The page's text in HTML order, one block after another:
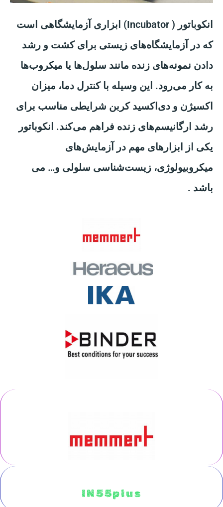
انکوباتور ( Incubator) ابزاری آزمایشگاهی است
که در آزمایشگاه‌های زیستی برای کشت و رشد
دادن نمونه‌های زنده مانند سلول‌ها یا میکروب‌ها
به کار می‌رود. این وسیله با کنترل دما، میزان
اکسیژن و دی‌اکسید کربن شرایطی مناسب برای
رشد ارگانیسم‌های زنده فراهم می‌کند. انکوباتور
یکی از ابزارهای مهم در آزمایش‌های
میکروبیولوژی، زیست‌شناسی سلولی و… می
باشد .
IN55plus